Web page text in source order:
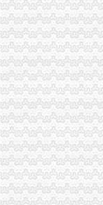
训方案
代办营业执照行动
发布会
条例》学习宣